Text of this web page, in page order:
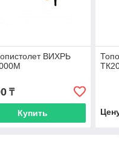
ВИХРЬ
₸
Купить